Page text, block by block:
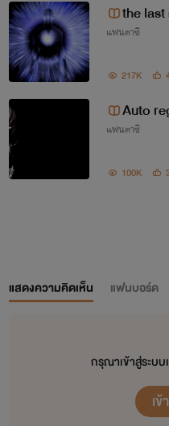
the
แฟนตาซี
217K
Auto
C20+
แฟนตาซี
100K
แสดงความคิดเห็น แฟนบอร์ด
กรุณาเข้าสู่ระบ
เ